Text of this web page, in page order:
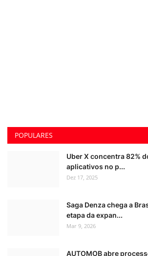
POPULARES
Uber X concentra 82%
aplicativos no p...
Dez 17, 2025
Saga Denza chega a
etapa da expan...
Mar 9, 2026
AUTOMOB abre